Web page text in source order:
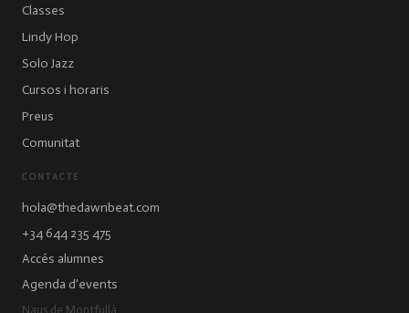
Classes
Lindy Hop
Solo Jazz
Cursos i horaris
Preus
Comunitat
CONTACTE
hola@thedawnbeat.com
+34 644 235 475
Accés alumnes
Agenda d'events
Naus de Montfullà